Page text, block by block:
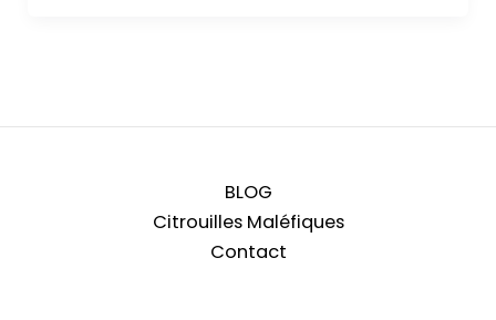
BLOG
Citrouilles Maléfiques
Contact